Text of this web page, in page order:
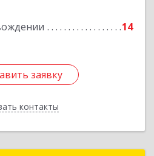
14
заявку
контакты
заявку
Назад